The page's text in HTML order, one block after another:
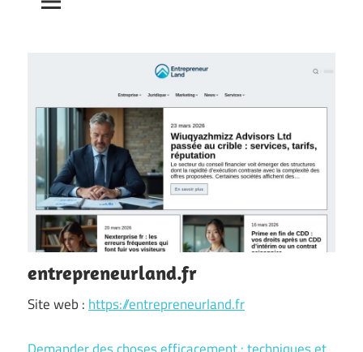
entrepreneurland.fr
Site web : https://entrepreneurland.fr